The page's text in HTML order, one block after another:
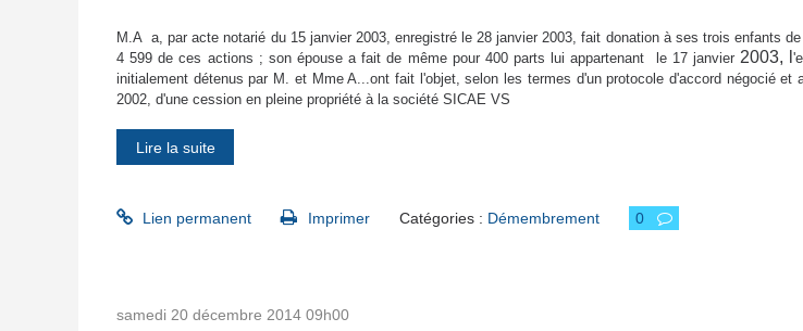
M.A a, par acte notarié du 15 janvier 2003, enregistré le 28 janvier 2003, fait donation à ses trois enfants
4 599 de ces actions ; son épouse a fait de même pour 400 parts lui appartenant le 17 janvier 2003, l
initialement détenus par M. et Mme A...ont fait l'objet, selon les termes d'un protocole d'accord négocié et
2002, d'une cession en pleine propriété à la société SICAE VS
Lire la suite
Lien permanent Imprimer Catégories : Démembrement 0
samedi 20 décembre 2014 09h00